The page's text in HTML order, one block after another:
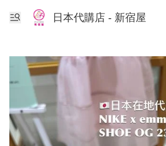
日本代購店 - 新宿屋